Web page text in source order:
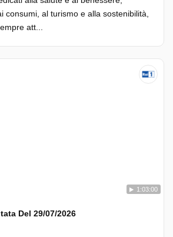
consumi, al turismo e alla sostenibilità,
att...
1:03:00
Del 29/07/2026